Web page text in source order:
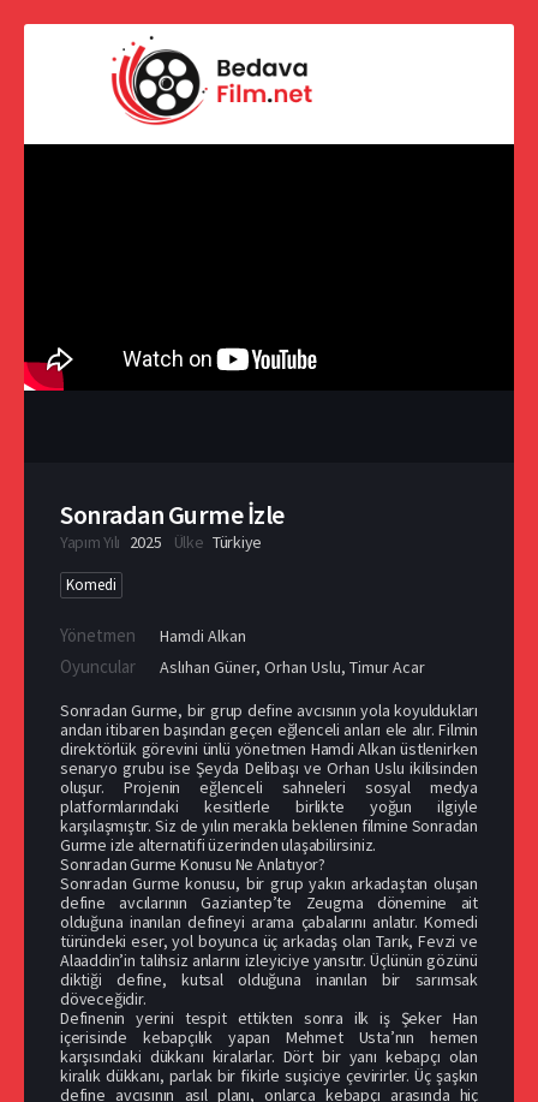
Sonradan Gurme İzle
Yapım Yılı 2025 Ülke Türkiye
Komedi
Yönetmen Hamdi Alkan
Oyuncular Aslıhan Güner, Orhan Uslu, Timur Acar
Sonradan Gurme, bir grup define avcısının yola koyuldukları
andan itibaren başından geçen eğlenceli anları ele alır. Filmin
direktörlük görevini ünlü yönetmen Hamdi Alkan üstlenirken
senaryo grubu ise Şeyda Delibaşı ve Orhan Uslu ikilisinden
oluşur. Projenin eğlenceli sahneleri sosyal medya
platformlarındaki kesitlerle birlikte yoğun ilgiyle
karşılaşmıştır. Siz de yılın merakla beklenen filmine Sonradan
Gurme izle alternatifi üzerinden ulaşabilirsiniz.
Sonradan Gurme Konusu Ne Anlatıyor?
Sonradan Gurme konusu, bir grup yakın arkadaştan oluşan
define avcılarının Gaziantep’te Zeugma dönemine ait
olduğuna inanılan defineyi arama çabalarını anlatır. Komedi
türündeki eser, yol boyunca üç arkadaş olan Tarık, Fevzi ve
Alaaddin’in talihsiz anlarını izleyiciye yansıtır. Üçlünün gözünü
diktiği define, kutsal olduğuna inanılan bir sarımsak
döveceğidir.
Definenin yerini tespit ettikten sonra ilk iş Şeker Han
içerisinde kebapçılık yapan Mehmet Usta’nın hemen
karşısındaki dükkanı kiralarlar. Dört bir yanı kebapçı olan
kiralık dükkanı, parlak bir fikirle suşiciye çevirirler. Üç şaşkın
define avcısının asıl planı, onlarca kebapçı arasında hiç